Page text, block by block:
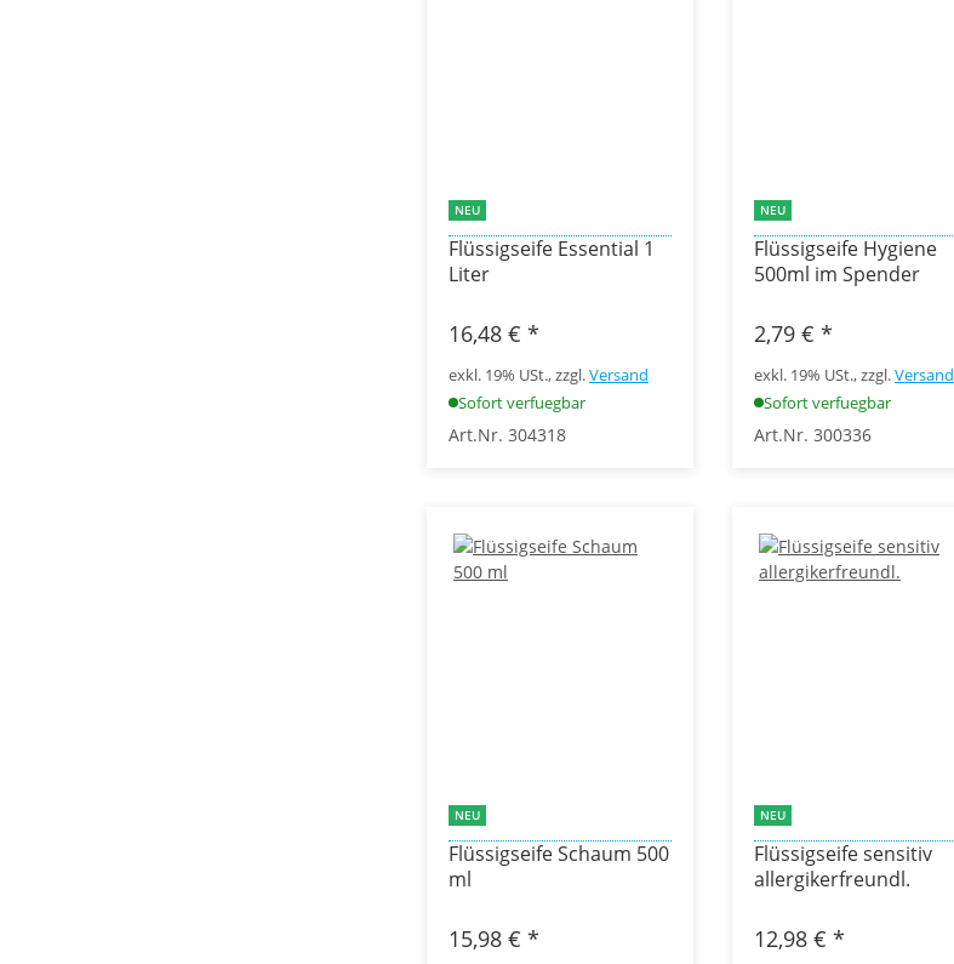
NEU
Flüssigseife Essential 1
Liter
16,48 € *
exkl. 19% USt., zzgl.Versand
Sofort verfuegbar
Art.Nr. 304318
NEU
Flüssigseife Hygiene
500ml im Spender
2,79 € *
exkl. 19% USt., zzgl.Versand
Sofort verfuegbar
Art.Nr. 300336
NEU
Flüssigseife Schaum 500
ml
15,98 € *
NEU
Flüssigseife sensitiv
allergikerfreundl.
12,98 € *